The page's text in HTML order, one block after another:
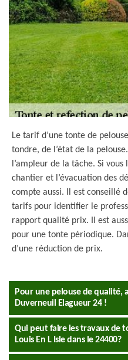
Le tarif d’une tonte de
tondre, de l’état de la
l’ampleur de la tâche. Si
chantier et l’évacuation des
compte aussi. Il est conseillé
tarifs pour identifier le
rapport qualité prix. Il est
pour une tonte périodique.
d’une réduction de prix.
Pour une pelouse de qualité,
Duverneuil Elagueur 24 !
Qui peut faire les travaux de
Louis En L Isle dans le 24400?